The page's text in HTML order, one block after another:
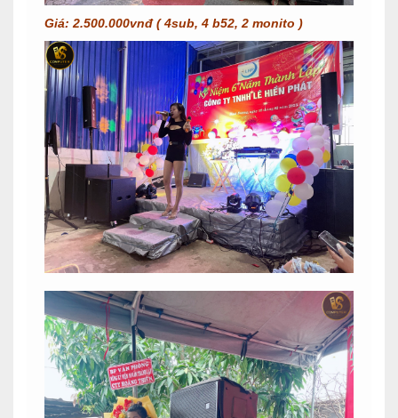
Giá: 2.500.000vnđ ( 4sub, 4 b52, 2 monito )